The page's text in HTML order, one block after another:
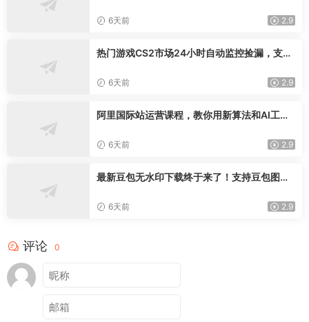
it-desktop
6天前 2.9
热门游戏CS2市场24小时自动监控捡漏，支持
300+【揭秘】
6天前 2.9
阿里国际站运营课程，教你用新算法和AI工
新2026年08月)
6天前 2.9
最新豆包无水印下载终于来了！支持豆包图片
载，浏览器插件(更新08月)
6天前 2.9
评论 0